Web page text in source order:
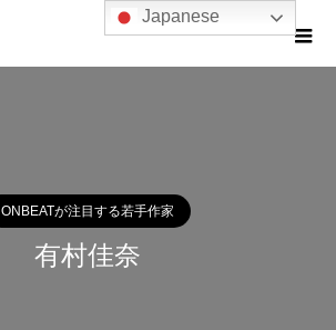
ONBEATが注目する若手作家
有村佳奈
Japanese